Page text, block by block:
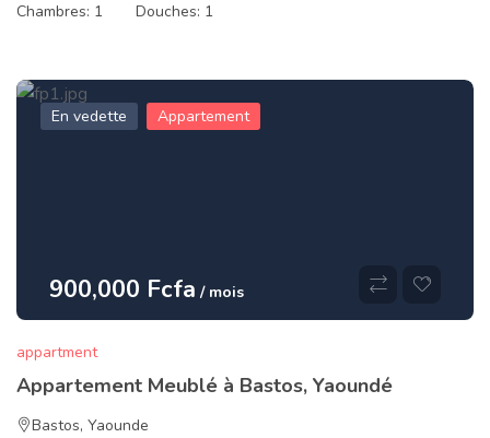
Chambres: 1 Douches: 1
En vedette Appartement
900,000 Fcfa / mois
appartment
Appartement Meublé à Bastos, Yaoundé
Bastos, Yaounde